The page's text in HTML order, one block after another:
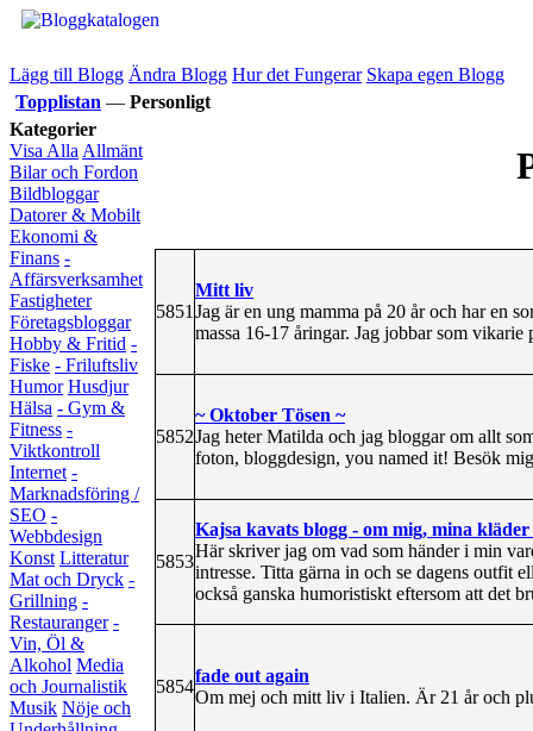
Lägg till Blogg Ändra Blogg Hur det Fungerar Skapa egen Blogg
Topplistan — Personligt
Kategorier
Visa Alla Allmänt
Bilar och Fordon
Bildbloggar
Datorer & Mobilt
Ekonomi &
Finans -
Affärsverksamhet
Fastigheter
Företagsbloggar
Hobby & Fritid -
Fiske - Friluftsliv
Humor Husdjur
Hälsa - Gym &
Fitness -
Viktkontroll
Internet -
Marknadsföring /
SEO -
Webbdesign
Konst Litteratur
Mat och Dryck -
Grillning -
Restauranger -
Vin, Öl &
Alkohol Media
och Journalistik
Musik Nöje och
5851
Mitt liv
Jag är en ung mamma på 20 år och har en
massa 16-17 åringar. Jag jobbar som vikarie
5852
~ Oktober Tösen ~
Jag heter Matilda och jag bloggar om allt
foton, bloggdesign, you named it! Besök
5853
Kajsa kavats blogg - om mig, mina kläder
Här skriver jag om vad som händer i min
intresse. Titta gärna in och se dagens outfit
också ganska humoristiskt eftersom att det
5854
fade out again
Om mej och mitt liv i Italien. Är 21 år och